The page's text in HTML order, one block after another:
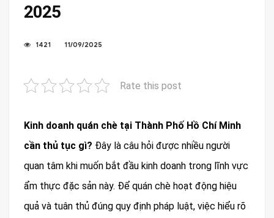
2025
1421 11/09/2025
Rate this post
Kinh doanh quán chè tại Thành Phố Hồ Chí Minh
cần thủ tục gì? Đây là câu hỏi được nhiều người
quan tâm khi muốn bắt đầu kinh doanh trong lĩnh vực
ẩm thực đặc sản này. Để quán chè hoạt động hiệu
quả và tuân thủ đúng quy định pháp luật, việc hiểu rõ